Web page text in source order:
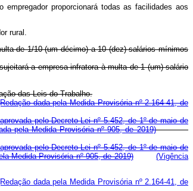
proporcionará todas as facilidades aos
rural.
de 1/10 (um décimo) a 10 (dez) salários mínimos
a empresa infratora à multa de 1 (um) salário
das Leis do Trabalho.
dada pela Medida Provisória nº 2.164-41, de
pelo Decreto-Lei nº 5.452, de 1º de maio de
pela Medida Provisória nº 905, de 2019)
pelo Decreto-Lei nº 5.452, de 1º de maio de
Medida Provisória nº 905, de 2019)
(Vigência
dada pela Medida Provisória nº 2.164-41, de